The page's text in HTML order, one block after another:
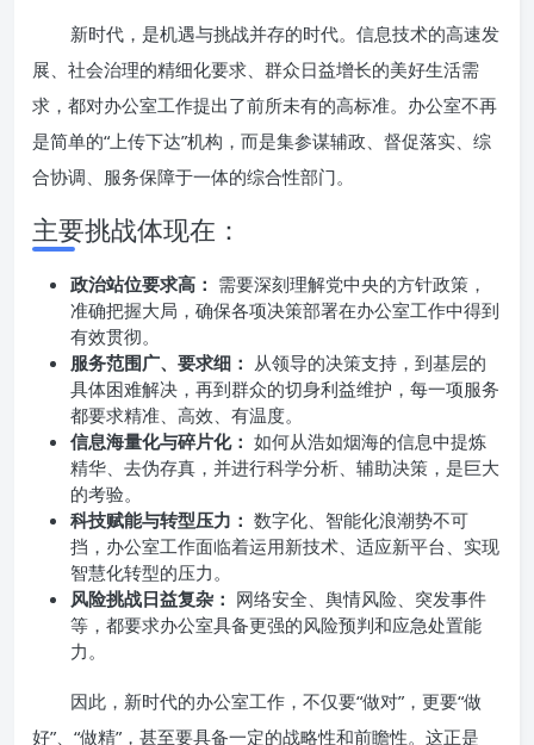
新时代，是机遇与挑战并存的时代。信息技术的高速发
展、社会治理的精细化要求、群众日益增长的美好生活需
求，都对办公室工作提出了前所未有的高标准。办公室不再
是简单的“上传下达”机构，而是集参谋辅政、督促落实、综
合协调、服务保障于一体的综合性部门。
主要挑战体现在：
政治站位要求高： 需要深刻理解党中央的方针政策，
准确把握大局，确保各项决策部署在办公室工作中得到
有效贯彻。
服务范围广、要求细： 从领导的决策支持，到基层的
具体困难解决，再到群众的切身利益维护，每一项服务
都要求精准、高效、有温度。
信息海量化与碎片化： 如何从浩如烟海的信息中提炼
精华、去伪存真，并进行科学分析、辅助决策，是巨大
的考验。
科技赋能与转型压力： 数字化、智能化浪潮势不可
挡，办公室工作面临着运用新技术、适应新平台、实现
智慧化转型的压力。
风险挑战日益复杂： 网络安全、舆情风险、突发事件
等，都要求办公室具备更强的风险预判和应急处置能
力。
因此，新时代的办公室工作，不仅要“做对”，更要“做
好”、“做精”，甚至要具备一定的战略性和前瞻性。这正是